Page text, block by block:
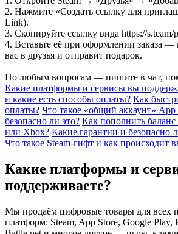
2. Нажмите «Создать ссылку для
Link).
3. Скопируйте ссылку вида https://
4. Вставьте её при оформлении заказа —
вас в друзья и отправит подарок.
По любым вопросам — пишите в чат,
Какие платформы и сервисы вы
и какие есть способы оплаты? Как
оплаты? Что такое «общий аккаунт»
безопасно ли это? Как пополнить баланс
или Xbox? Какие гарантии и безопасно
Что такое Steam-гифт и как происходит
Какие платформы и
поддерживаете?
Мы продаём цифровые товары для всех
платформ: Steam, App Store, Google Play,